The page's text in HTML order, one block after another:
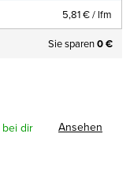
5,81 €/ lfm
Sie sparen0 €
Ansehen